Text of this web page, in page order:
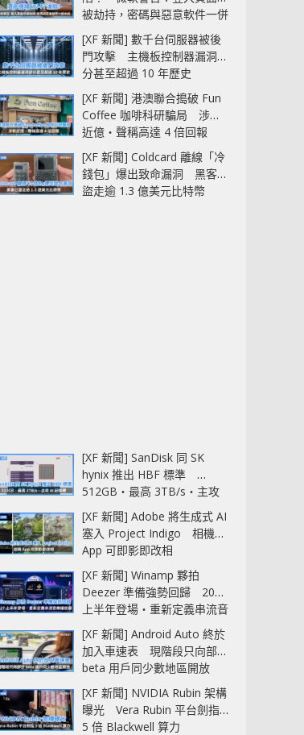
被劫持，密碼與惡意軟件一併
中招
[XF 新聞] 數千台伺服器被後
門攻擊 主機板控制器漏洞部
分甚至超過 10 年歷史
[XF 新聞] 港澳聯合搗破 Fun
Coffee 咖啡科研騙局 涉款
近億‧聲稱高達 4 倍回報
[XF 新聞] Coldcard 離線「冷
錢包」爆出致命漏洞 黑客已
盜走逾 1.3 億美元比特幣
[XF 新聞] SanDisk 同 SK
hynix 推出 HBF 標準
512GB‧最高 3TB/s‧主攻
AI 記憶體
[XF 新聞] Adobe 將生成式 AI
塞入 Project Indigo 相機
App 可即影即改相
[XF 新聞] Winamp 夥拍
Deezer 準備強勢回歸 2027
上半年登場‧重新定義串流音
樂播放器
[XF 新聞] Android Auto 終於
加入車速表 現階段只向部分
beta 用戶同少數地區開放
[XF 新聞] NVIDIA Rubin 架構
曝光 Vera Rubin 平台劍指
5 倍 Blackwell 算力